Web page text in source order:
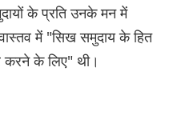
के प्रति उनके मन में
में "सिख समुदाय के हित
करने के लिए" थी।